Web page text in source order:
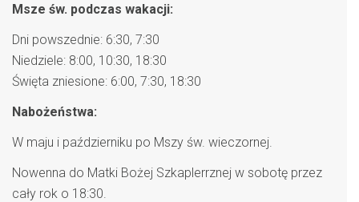
Msze św. podczas wakacji:
Dni powszednie: 6:30, 7:30
Niedziele: 8:00, 10:30, 18:30
Święta zniesione: 6:00, 7:30, 18:30
Nabożeństwa:
W maju i październiku po Mszy św. wieczornej.
Nowenna do Matki Bożej Szkaplerrznej w sobotę przez
cały rok o 18:30.